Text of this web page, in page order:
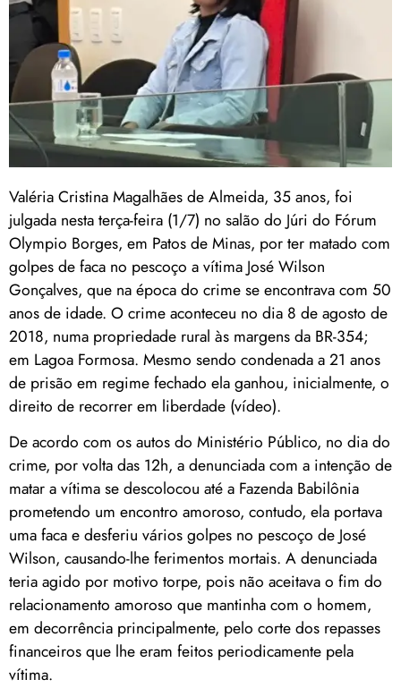
Valéria Cristina Magalhães de Almeida, 35 anos, foi
julgada nesta terça-feira (1/7) no salão do Júri do Fórum
Olympio Borges, em Patos de Minas, por ter matado com
golpes de faca no pescoço a vítima José Wilson
Gonçalves, que na época do crime se encontrava com 50
anos de idade. O crime aconteceu no dia 8 de agosto de
2018, numa propriedade rural às margens da BR-354;
em Lagoa Formosa. Mesmo sendo condenada a 21 anos
de prisão em regime fechado ela ganhou, inicialmente, o
direito de recorrer em liberdade (vídeo).
De acordo com os autos do Ministério Público, no dia do
crime, por volta das 12h, a denunciada com a intenção de
matar a vítima se descolocou até a Fazenda Babilônia
prometendo um encontro amoroso, contudo, ela portava
uma faca e desferiu vários golpes no pescoço de José
Wilson, causando-lhe ferimentos mortais. A denunciada
teria agido por motivo torpe, pois não aceitava o fim do
relacionamento amoroso que mantinha com o homem,
em decorrência principalmente, pelo corte dos repasses
financeiros que lhe eram feitos periodicamente pela
vítima.